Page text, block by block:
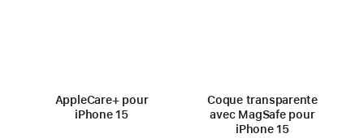
AppleCare+ pour
iPhone 15
Coque transparente
avec MagSafe pour
iPhone 15